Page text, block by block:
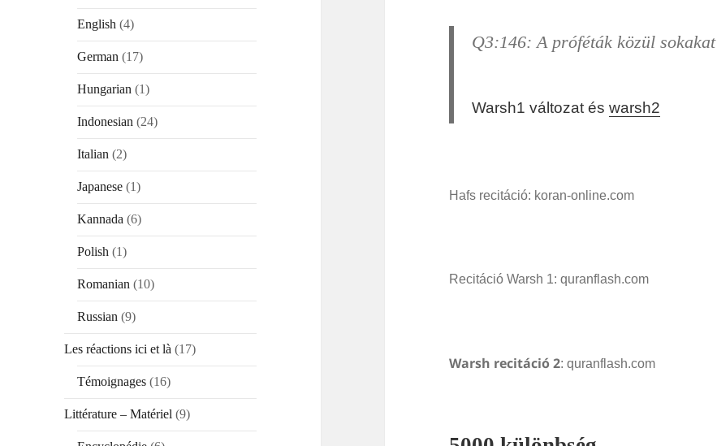
English (4)
German (17)
Hungarian (1)
Indonesian (24)
Italian (2)
Japanese (1)
Kannada (6)
Polish (1)
Romanian (10)
Russian (9)
Les réactions ici et là (17)
Témoignages (16)
Littérature – Matériel (9)
Q3:146: A próféták közül sokakat
Warsh1 változat és warsh2
Hafs recitáció: koran-online.com
Recitáció Warsh 1: quranflash.com
Warsh recitáció 2: quranflash.com